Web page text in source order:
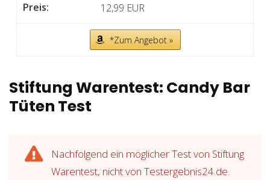
12,99 EUR
*Zum Angebot »
Stiftung Warentest: Candy Bar
Tüten Test
Nachfolgend ein möglicher Test von Stiftung
Warentest, nicht von Testergebnis24.de.